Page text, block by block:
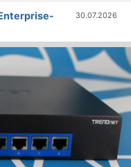
30.07.2026